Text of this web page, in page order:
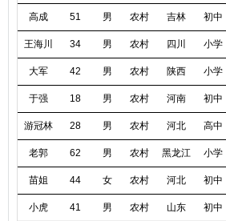
高成 51 男 农村 吉林 初中
王海川 34 男 农村 四川 小学
大军 42 男 农村 陕西 小学
于强 18 男 农村 河南 初中
游冠林 28 男 农村 河北 高中
老郭 62 男 农村 黑龙江 小学
苗姐 44 女 农村 河北 初中
小虎 41 男 农村 山东 初中